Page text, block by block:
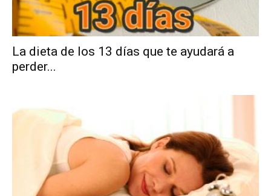
La dieta de los 13 días que te ayudará a
perder...